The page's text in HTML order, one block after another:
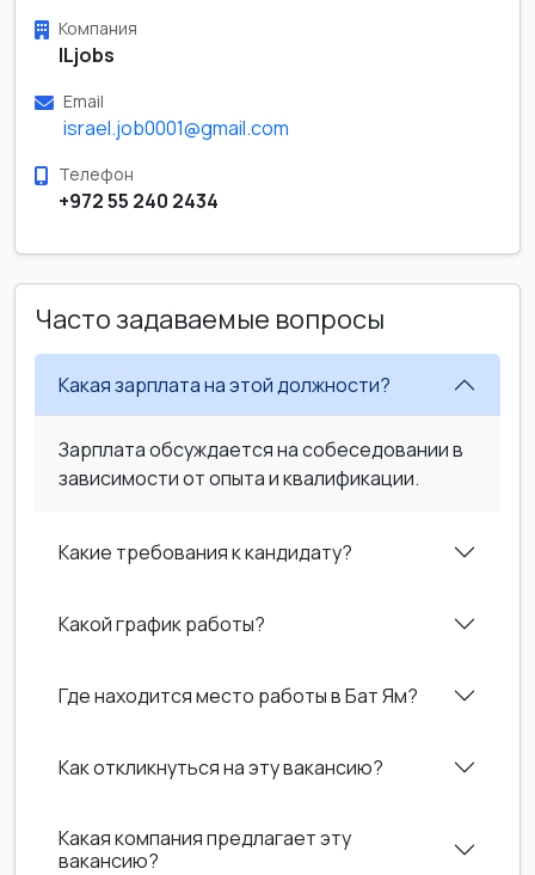
Компания
ILjobs
Email
israel.job0001@gmail.com
Телефон
+972 55 240 2434
Часто задаваемые вопросы
Какая зарплата на этой должности?
Зарплата обсуждается на собеседовании в
зависимости от опыта и квалификации.
Какие требования к кандидату?
Какой график работы?
Где находится место работы в Бат Ям?
Как откликнуться на эту вакансию?
Какая компания предлагает эту
вакансию?